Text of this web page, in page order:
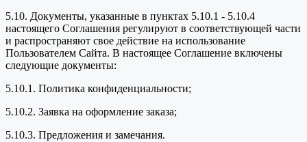
5.10. Документы, указанные в пунктах 5.10.1 - 5.10.4
настоящего Соглашения регулируют в соответствующей части
и распространяют свое действие на использование
Пользователем Сайта. В настоящее Соглашение включены
следующие документы:
5.10.1. Политика конфиденциальности;
5.10.2. Заявка на оформление заказа;
5.10.3. Предложения и замечания.